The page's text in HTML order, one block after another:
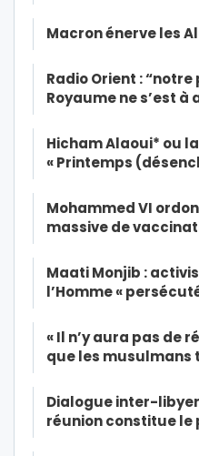
Macron énerve les
Radio Orient :
Royaume ne s’est à
Hicham Alaoui* ou
« Printemps
Mohammed VI
massive de
Maati Monjib :
l’Homme «
« Il n’y aura pas de
que les musulmans
Dialogue inter-
réunion constitue le